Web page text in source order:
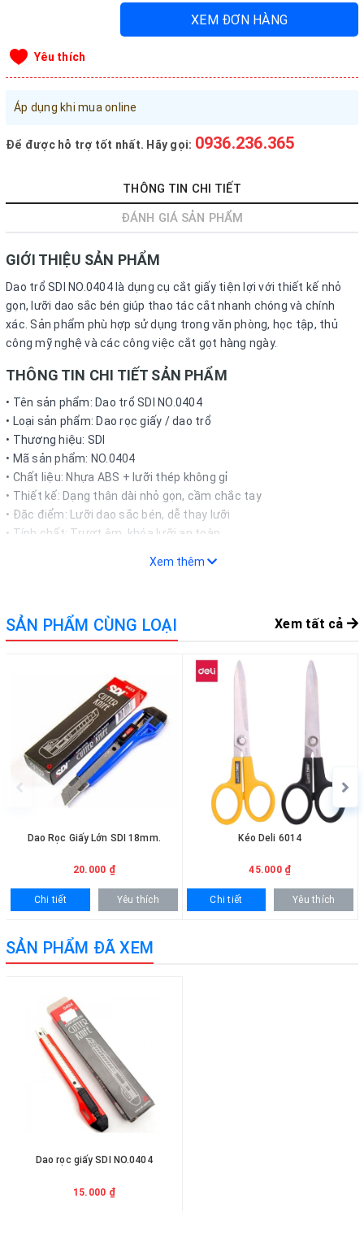
Đăng ký tài khoản
Sản phẩm yêu thích
Xem giỏ hàng
LIÊN HỆ - HỖ TRỢ KHÁCH HÀNG
vanphongphamhaigiang@gmail.com
Hướng dẫn thanh toán
Chính sách vận chuyển, Bảo hành, Bảo mật thông tin
Trở về trang chủ Đóng
XEM ĐƠN HÀNG
Yêu thích
Áp dụng khi mua online
Để được hỗ trợ tốt nhất. Hãy gọi: 0936.236.365
THÔNG TIN CHI TIẾT
ĐÁNH GIÁ SẢN PHẨM
GIỚI THIỆU SẢN PHẨM
Dao trổ SDI NO.0404 là dụng cụ cắt giấy tiện lợi với thiết kế nhỏ
gọn, lưỡi dao sắc bén giúp thao tác cắt nhanh chóng và chính
xác. Sản phẩm phù hợp sử dụng trong văn phòng, học tập, thủ
công mỹ nghệ và các công việc cắt gọt hàng ngày.
THÔNG TIN CHI TIẾT SẢN PHẨM
• Tên sản phẩm: Dao trổ SDI NO.0404
• Loại sản phẩm: Dao rọc giấy / dao trổ
• Thương hiệu: SDI
• Mã sản phẩm: NO.0404
• Chất liệu: Nhựa ABS + lưỡi thép không gỉ
• Thiết kế: Dạng thân dài nhỏ gọn, cầm chắc tay
• Đặc điểm: Lưỡi dao sắc bén, dễ thay lưỡi
• Tính chất: Trượt êm, khóa lưỡi an toàn
• Lưu ý: Bảo quản tránh xa trẻ nhỏ
• Xuất xứ: Đài Loan
CÁCH THỨC MUA HÀNG
Khách hàng có thể đặt mua trực tiếp trên website bằng cách lựa
chọn số lượng và hoàn tất đơn hàng. Ngoài ra, vui lòng liên hệ
hotline 0936.236.365 - 090.215.9818 để được hỗ trợ nhanh
chóng. Đối với khách hàng mua số lượng lớn sẽ được hỗ trợ báo
giá ưu đãi và giao hàng tận nơi.
Xem thêm
SẢN PHẨM CÙNG LOẠI Xem tất cả
Dao Rọc Giấy Lớn SDI 18mm.
20.000 ₫
Chi tiết Yêu thích
Kéo Deli 6014
45.000 ₫
Chi tiết Yêu thích
SẢN PHẨM ĐÃ XEM
Dao rọc giấy SDI NO.0404
15.000 ₫